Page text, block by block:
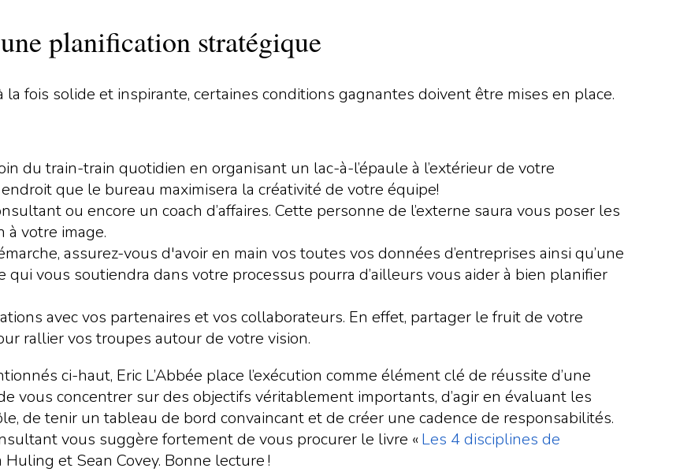
planification stratégique
fois solide et inspirante, certaines conditions gagnantes doivent être mises en place.
du train-train quotidien en organisant un lac-à-l’épaule à l’extérieur de votre
que le bureau maximisera la créativité de votre équipe!
ou encore un coach d’affaires. Cette personne de l’externe saura vous poser les
votre image.
assurez-vous d'avoir en main vos toutes vos données d’entreprises ainsi qu’une
vous soutiendra dans votre processus pourra d’ailleurs vous aider à bien planifier
avec vos partenaires et vos collaborateurs. En effet, partager le fruit de votre
rallier vos troupes autour de votre vision.
ci-haut, Eric L’Abbée place l’exécution comme élément clé de réussite d’une
vous concentrer sur des objectifs véritablement importants, d’agir en évaluant les
de tenir un tableau de bord convaincant et de créer une cadence de responsabilités.
vous suggère fortement de vous procurer le livre «Les 4 disciplines de
Huling et Sean Covey. Bonne lecture !